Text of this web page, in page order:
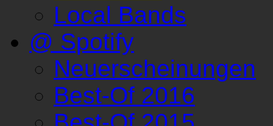
Local Bands
@ Spotify
Neuerscheinungen
Best-Of 2016